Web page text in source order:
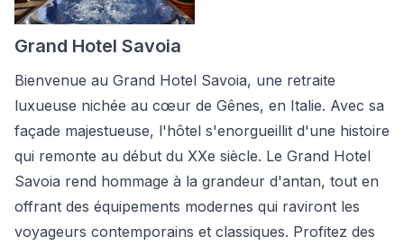
Grand Hotel Savoia
Bienvenue au Grand Hotel Savoia, une retraite
luxueuse nichée au cœur de Gênes, en Italie. Avec sa
façade majestueuse, l'hôtel s'enorgueillit d'une histoire
qui remonte au début du XXe siècle. Le Grand Hotel
Savoia rend hommage à la grandeur d'antan, tout en
offrant des équipements modernes qui raviront les
voyageurs contemporains et classiques. Profitez des